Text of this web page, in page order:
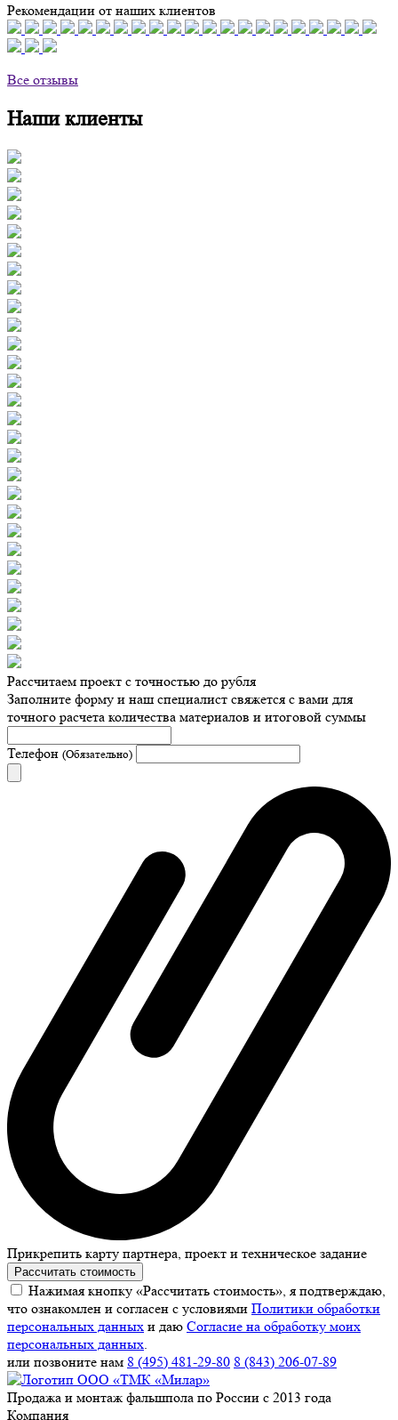
Рекомендации от наших клиентов
Все отзывы
Наши клиенты
Рассчитаем проект с точностью до рубля
Заполните форму и наш специалист свяжется с вами для
точного расчета количества материалов и итоговой суммы
Телефон (Обязательно)
Прикрепить карту партнера, проект и техническое задание
Рассчитать стоимость
Нажимая кнопку «Рассчитать стоимость», я подтверждаю,
что ознакомлен и согласен с условиями Политики обработки
персональных данных и даю Согласие на обработку моих
персональных данных.
или позвоните нам 8 (495) 481-29-80 8 (843) 206-07-89
Продажа и монтаж фальшпола по России с 2013 года
Компания